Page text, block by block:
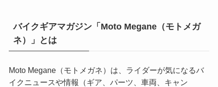
バイクギアマガジン「Moto Megane（モトメガ
ネ）」とは
Moto Megane（モトメガネ）は、ライダーが気になるバ
イクニュースや情報（ギア、パーツ、車両、キャン